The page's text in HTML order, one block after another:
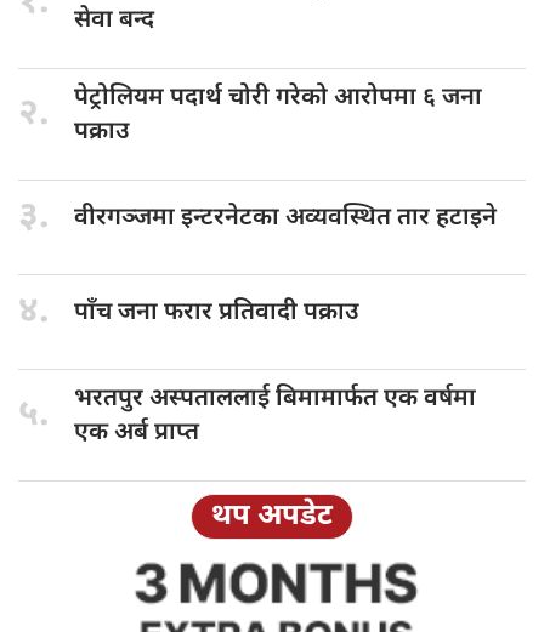
सेवा बन्द
२. पेट्रोलियम पदार्थचोरी गरेको आरोपमा ६ जना
पक्राउ
३. वीरगञ्जमा इन्टरनेटकाअव्यवस्थित तार हटाइने
४. पाँच जनाफरार प्रतिवादी पक्राउ
५. भरतपुर अस्पताललाईबिमामार्फत एक वर्षमा
एक अर्ब प्राप्त
थप अपडेट